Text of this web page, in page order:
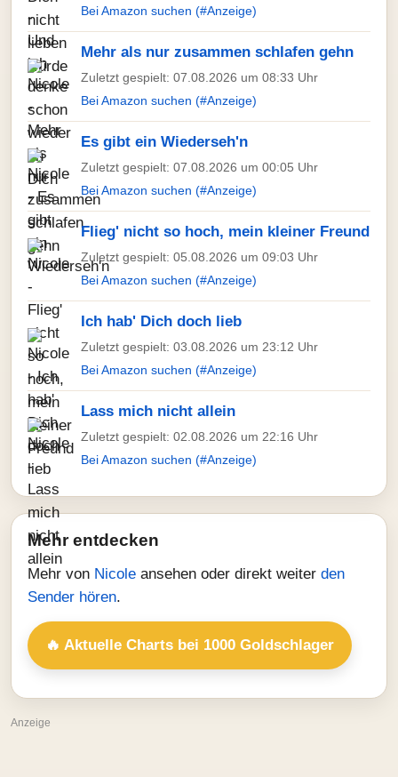
Bei Amazon suchen (#Anzeige)
Mehr als nur zusammen schlafen gehn
Zuletzt gespielt: 07.08.2026 um 08:33 Uhr
Bei Amazon suchen (#Anzeige)
Es gibt ein Wiederseh'n
Zuletzt gespielt: 07.08.2026 um 00:05 Uhr
Bei Amazon suchen (#Anzeige)
Flieg' nicht so hoch, mein kleiner Freund
Zuletzt gespielt: 05.08.2026 um 09:03 Uhr
Bei Amazon suchen (#Anzeige)
Ich hab' Dich doch lieb
Zuletzt gespielt: 03.08.2026 um 23:12 Uhr
Bei Amazon suchen (#Anzeige)
Lass mich nicht allein
Zuletzt gespielt: 02.08.2026 um 22:16 Uhr
Bei Amazon suchen (#Anzeige)
Mehr entdecken
Mehr von Nicole ansehen oder direkt weiter den
Sender hören.
🔥 Aktuelle Charts bei 1000 Goldschlager
Anzeige